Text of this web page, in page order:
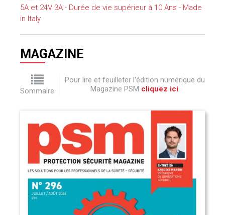
5A et 24V 3A - Durée de vie supérieur à 10 Ans - Made
in Italy
MAGAZINE
Sommaire
Pour lire et feuilleter l'édition numérique du
Magazine PSM cliquez ici.